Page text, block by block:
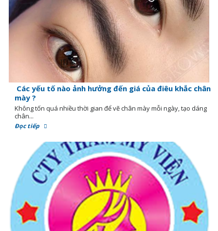
Các yếu tố nào ảnh hưởng đến giá của điêu khắc chân
mày ?
Không tốn quá nhiều thời gian để vẽ chân mày mỗi ngày, tạo dáng
chân...
Đọc tiếp